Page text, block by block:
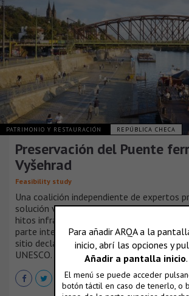
PATRIMONIO Y RESTAURACIÓN REPÚBLICA CHECA
Preservación del Puente
Vyšehrad
Feasibility study
Una coalición independiente de expertos
solución viable e históricamente sensible
hitos infraestructurales más importantes
parte integral de la Reserva del
sitio declarado Patrimonio de la
UNESCO.